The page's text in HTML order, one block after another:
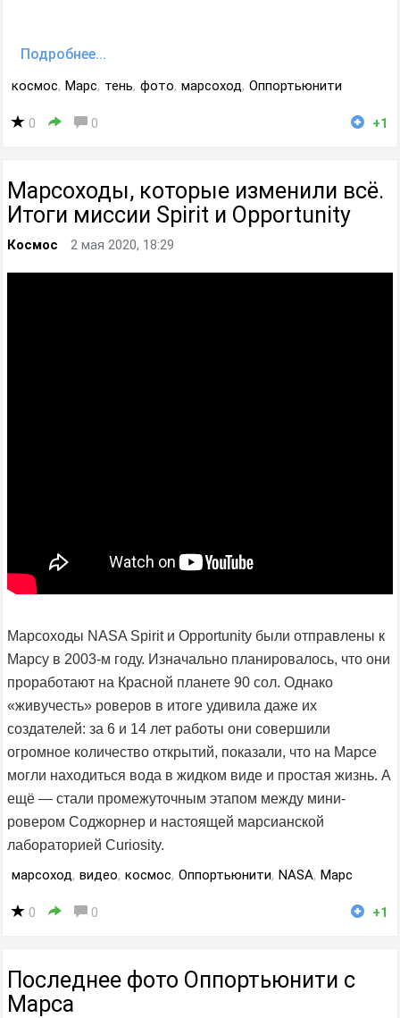
Подробнее...
космос, Марс, тень, фото, марсоход, Оппортьюнити
0 0 +1
Марсоходы, которые изменили всё.
Итоги миссии Spirit и Opportunity
Космос 2 мая 2020, 18:29
Марсоходы NASA Spirit и Opportunity были отправлены к
Марсу в 2003-м году. Изначально планировалось, что они
проработают на Красной планете 90 сол. Однако
«живучесть» роверов в итоге удивила даже их
создателей: за 6 и 14 лет работы они совершили
огромное количество открытий, показали, что на Марсе
могли находиться вода в жидком виде и простая жизнь. А
ещё — стали промежуточным этапом между мини-
ровером Соджорнер и настоящей марсианской
лабораторией Curiosity.
марсоход, видео, космос, Оппортьюнити, NASA, Марс
0 0 +1
Последнее фото Оппортьюнити с
Марса